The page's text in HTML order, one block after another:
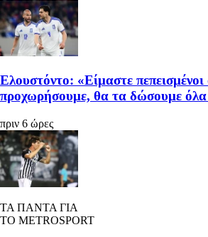
Ελουστόντο: «Είμαστε
προχωρήσουμε, θα τα δώσουμε όλα
πριν 6 ώρες
ΤΑ ΠΑΝΤΑ ΓΙΑ
ΤΟ METROSPORT